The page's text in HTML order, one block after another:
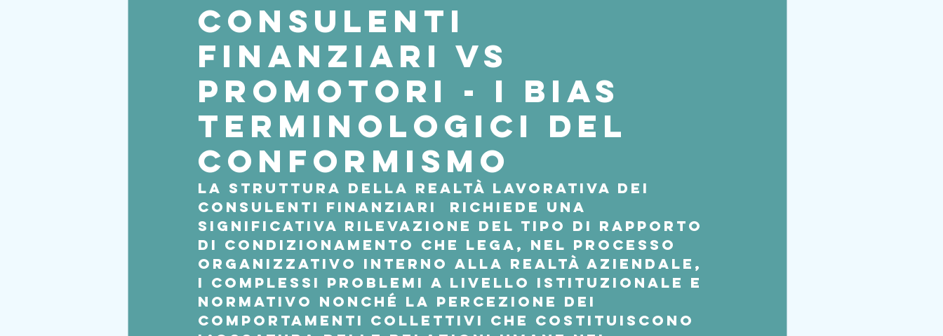
CONSULENTI
FINANZIARI VS
PROMOTORI - I BIAS
TERMINOLOGICI DEL
CONFORMISMO
La struttura della realtà lavorativa dei
consulenti finanziari  richiede una
significativa rilevazione del tipo di rapporto
di condizionamento che lega, nel processo
organizzativo interno alla realtà aziendale,
i complessi problemi a livello istituzionale e
normativo nonché la percezione dei
comportamenti collettivi che costituiscono